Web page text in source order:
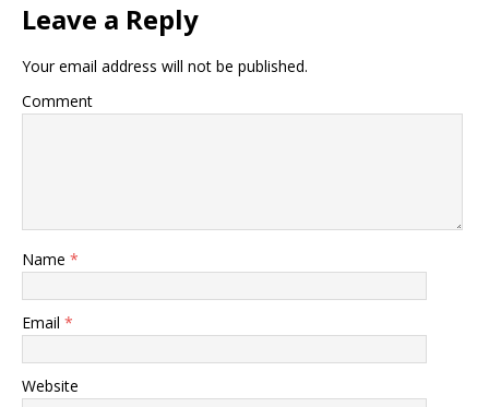
Leave a Reply
Your email address will not be published.
Comment
Name *
Email *
Website